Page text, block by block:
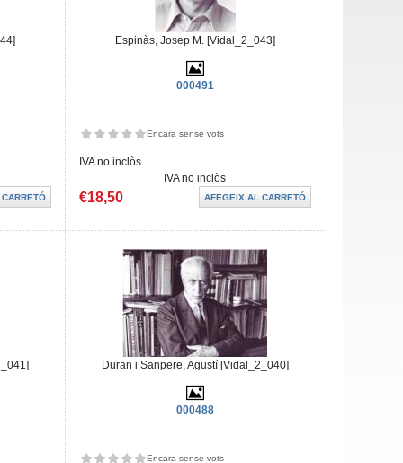
Espinàs, Josep M. [Vidal_2_043]
000491
Encara sense vots
IVA no inclòs
IVA no inclòs
€18,50
Duran i Sanpere, Agustí [Vidal_2_040]
000488
Encara sense vots